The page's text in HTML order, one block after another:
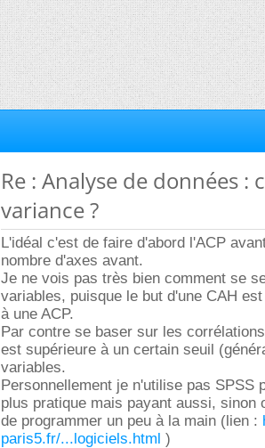
Re : Analyse de données
variance ?
L'idéal c'est de faire d'abord l'ACP
nombre d'axes avant.
Je ne vois pas très bien comment se
variables, puisque le but d'une CAH
à une ACP.
Par contre se baser sur les
est supérieure à un certain seuil
variables.
Personnellement je n'utilise pas
plus pratique mais payant aussi, sinon
de programmer un peu à la main (lien :
paris5.fr/...logiciels.html )